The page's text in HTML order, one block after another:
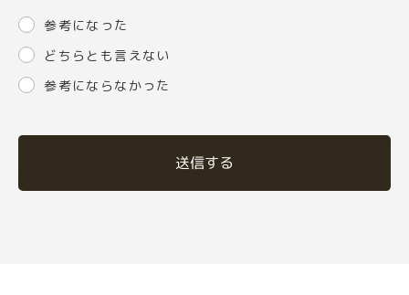
参考になった
どちらとも言えない
参考にならなかった
送信する